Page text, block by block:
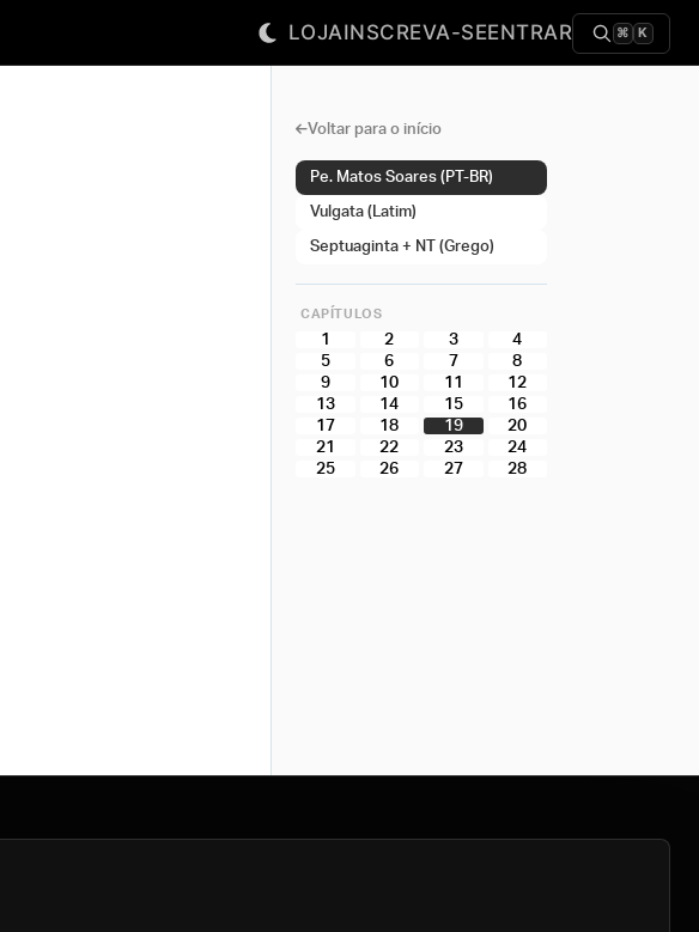
LOJAINSCREVA-SEENTRAR ⌘ K
Voltar para o início
Pe. Matos Soares (PT-BR)
Vulgata (Latim)
Septuaginta + NT (Grego)
CAPÍTULOS
1 2 3
4
5
6 7
8
9
10 11
12
13
14 15
16
17
18 19
20
21
22 23
24
25
26 27 28